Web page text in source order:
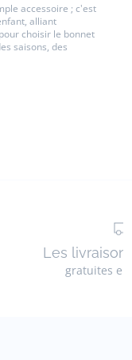
accessoire ; c'est
alliant
choisir le bonnet
saisons, des
Les
gratuites